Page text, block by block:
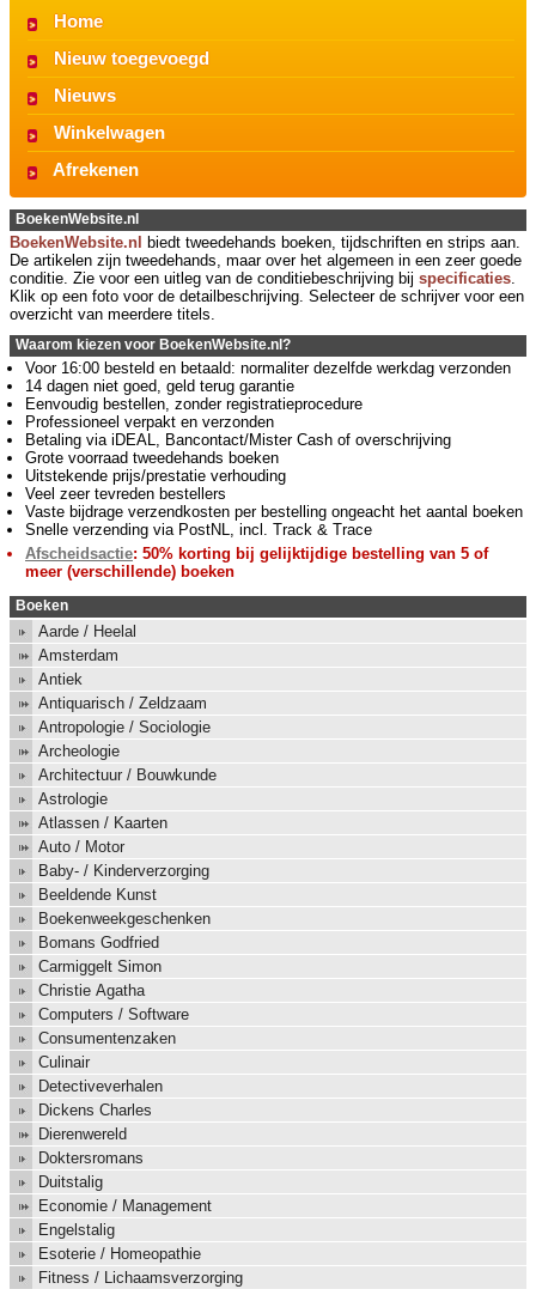
Home
Nieuw toegevoegd
Nieuws
Winkelwagen
Afrekenen
BoekenWebsite.nl
BoekenWebsite.nl
biedt tweedehands boeken, tijdschriften en strips aan.
De artikelen zijn tweedehands, maar over het algemeen in een zeer goede
conditie. Zie voor een uitleg van de conditiebeschrijving bij specificaties.
Klik op een foto voor de detailbeschrijving. Selecteer de schrijver voor een
overzicht van meerdere titels.
Waarom kiezen voor BoekenWebsite.nl?
Voor 16:00 besteld en betaald: normaliter dezelfde werkdag verzonden
14 dagen niet goed, geld terug garantie
Eenvoudig bestellen, zonder registratieprocedure
Professioneel verpakt en verzonden
Betaling via iDEAL, Bancontact/Mister Cash of overschrijving
Grote voorraad tweedehands boeken
Uitstekende prijs/prestatie verhouding
Veel zeer tevreden bestellers
Vaste bijdrage verzendkosten per bestelling ongeacht het aantal boeken
Snelle verzending via PostNL, incl. Track & Trace
Afscheidsactie: 50% korting bij gelijktijdige bestelling van 5 of
meer (verschillende) boeken
Boeken
Aarde / Heelal
Amsterdam
Antiek
Antiquarisch / Zeldzaam
Antropologie / Sociologie
Archeologie
Architectuur / Bouwkunde
Astrologie
Atlassen / Kaarten
Auto / Motor
Baby- / Kinderverzorging
Beeldende Kunst
Boekenweekgeschenken
Bomans Godfried
Carmiggelt Simon
Christie Agatha
Computers / Software
Consumentenzaken
Culinair
Detectiveverhalen
Dickens Charles
Dierenwereld
Doktersromans
Duitstalig
Economie / Management
Engelstalig
Esoterie / Homeopathie
Fitness / Lichaamsverzorging